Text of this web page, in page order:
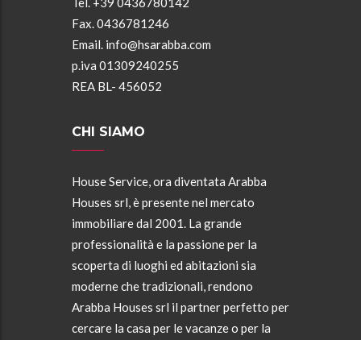
Fax. 0436781246
Email. info@hsarabba.com
p.iva 01309240255
REA BL- 456052
CHI SIAMO
House Service, ora diventata Arabba
Houses srl, è presente nel mercato
immobiliare dal 2001. La grande
professionalità e la passione per la
scoperta di luoghi ed abitazioni sia
moderne che tradizionali, rendono
Arabba Houses srl il partner perfetto per
cercare la casa per le vacanze o per la